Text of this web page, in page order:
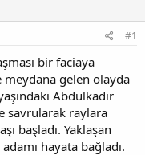
#1
bir faciaya
gelen olayda
Abdulkadir
savrularak raylara
başladı. Yaklaşan
hayata bağladı.